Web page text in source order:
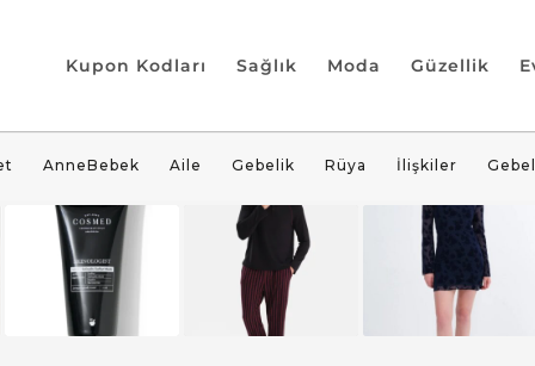
Kupon Kodları Sağlık Moda Güzellik
AnneBebek Aile Gebelik Rüya İlişkiler